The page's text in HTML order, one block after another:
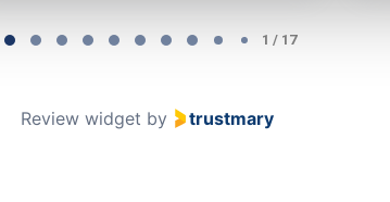
1 / 17
Review widget by trustmary